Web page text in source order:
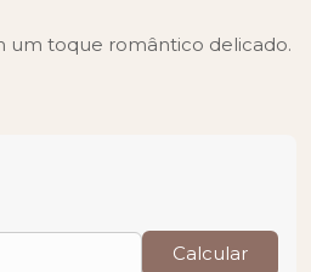
um toque romântico delicado.
Calcular